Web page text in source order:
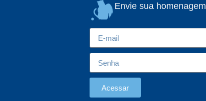
Envie sua homenagem
Acessar